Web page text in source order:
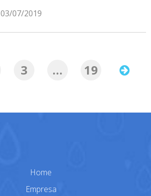
03/07/2019
3 … 19
Home
Empresa